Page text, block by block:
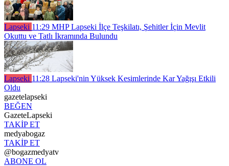
Lapseki 11:29 MHP Lapseki İlçe Teşkilatı, Şehitler İçin Mevlit
Okuttu ve Tatlı İkramında Bulundu
Lapseki 11:28 Lapseki'nin Yüksek Kesimlerinde Kar Yağışı Etkili
Oldu
gazetelapseki
BEĞEN
GazeteLapseki
TAKİP ET
medyabogaz
TAKİP ET
@bogazmedyatv
ABONE OL